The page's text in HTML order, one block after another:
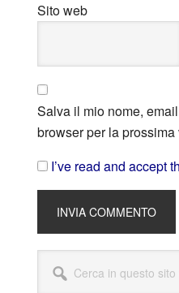
Sito web
Salva il mio nome,
browser per la
I’ve read and accept